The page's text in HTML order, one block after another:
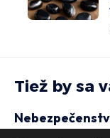
Tiež by sa